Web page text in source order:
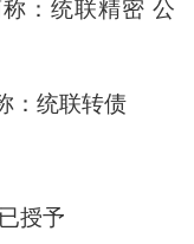
：统联精密 公
：统联转债
授予